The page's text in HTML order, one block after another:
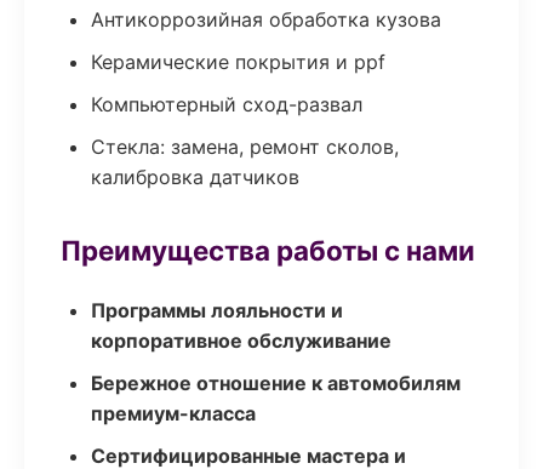
Антикоррозийная обработка кузова
Керамические покрытия и ppf
Компьютерный сход-развал
Стекла: замена, ремонт сколов,
калибровка датчиков
Преимущества работы с нами
Программы лояльности и
корпоративное обслуживание
Бережное отношение к автомобилям
премиум-класса
Сертифицированные мастера и